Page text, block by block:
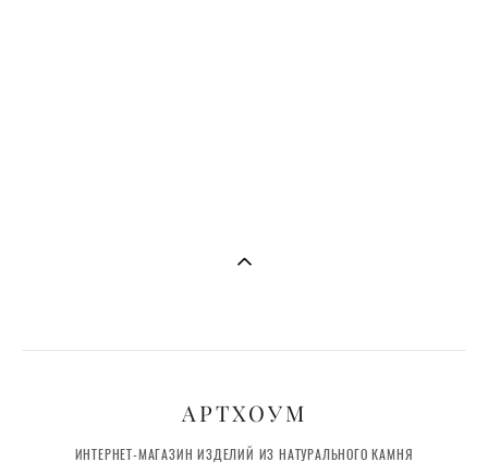
АРТХОУМ
ИНТЕРНЕТ-МАГАЗИН ИЗДЕЛИЙ ИЗ НАТУРАЛЬНОГО КАМНЯ